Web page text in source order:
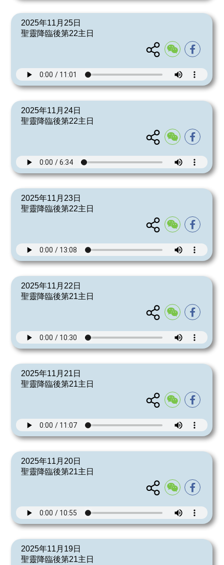
2025年11月25日
聖靈降臨後第22主日
2025年11月24日
聖靈降臨後第22主日
2025年11月23日
聖靈降臨後第22主日
2025年11月22日
聖靈降臨後第21主日
2025年11月21日
聖靈降臨後第21主日
2025年11月20日
聖靈降臨後第21主日
2025年11月19日
聖靈降臨後第21主日